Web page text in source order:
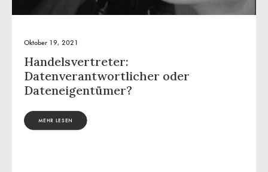
Oktober 19, 2021
Handelsvertreter:
Datenverantwortlicher oder
Dateneigentümer?
MEHR LESEN